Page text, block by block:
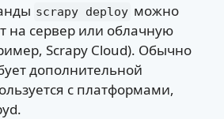
scrapy deploy можно
на сервер или облачную
Scrapy Cloud). Обычно
дополнительной
с платформами,